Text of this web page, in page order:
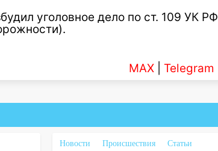
уголовное дело по ст. 109 УК РФ
MAX Telegram
Новости Происшествия
Статьи